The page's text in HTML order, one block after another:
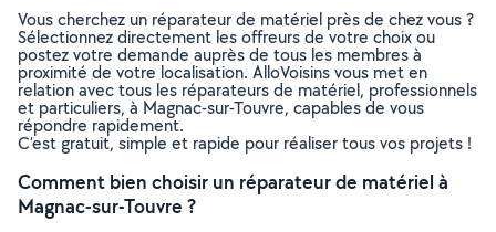
Vous cherchez un réparateur de matériel près de chez vous ?
Sélectionnez directement les offreurs de votre choix ou
postez votre demande auprès de tous les membres à
proximité de votre localisation. AlloVoisins vous met en
relation avec tous les réparateurs de matériel, professionnels
et particuliers, à Magnac-sur-Touvre, capables de vous
répondre rapidement.
C’est gratuit, simple et rapide pour réaliser tous vos projets !
Comment bien choisir un réparateur de matériel à
Magnac-sur-Touvre ?